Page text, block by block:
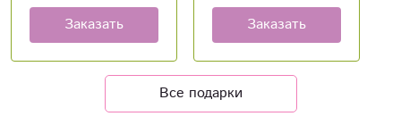
Заказать Заказать
Все подарки